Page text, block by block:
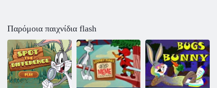
Παρόμοια παιχνίδια flash